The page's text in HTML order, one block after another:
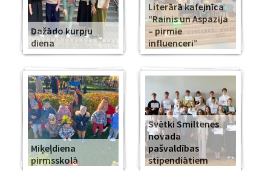
Dažādo kurpju
diena
Literārā kafejnīca
“Rainis un Aspazija
– pirmie
influenceri”
Miķeļdiena
pirmsskolā
Svētki Smiltenes
novada
pašvaldības
stipendiātiem